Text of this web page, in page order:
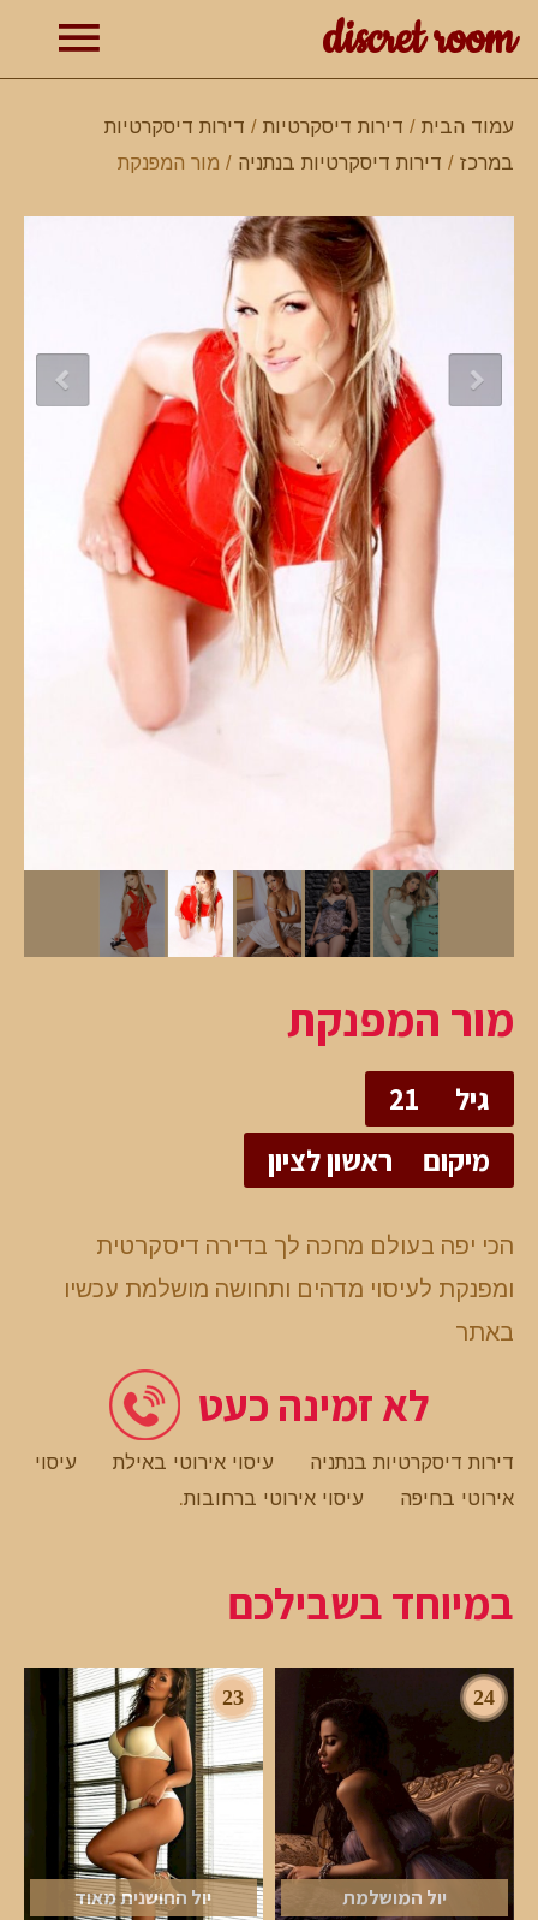
discret room
עמוד הבית / דירות דיסקרטיות / דירות דיסקרטיות
במרכז / דירות דיסקרטיות בנתניה / מור המפנקת
מור המפנקת
גיל
21
מיקום
ראשון לציון
הכי יפה בעולם מחכה לך בדירה דיסקרטית
ומפנקת לעיסוי מדהים ותחושה מושלמת עכשיו
באתר
לא זמינה כעט
דירות דיסקרטיות בנתניה עיסוי אירוטי באילת
עיסוי
אירוטי בחיפה
עיסוי אירוטי ברחובות.
במיוחד בשבילכם
24
יול המושלמת
23
יול החושנית מאוד